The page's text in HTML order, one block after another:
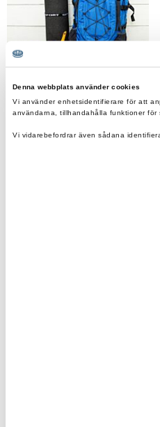
Denna webbplats använder cookies
Vi använder enhetsidentifierare för att
användarna, tillhandahålla funktioner för
Vi vidarebefordrar även sådana
Startkit Scout 40 L
1 497,00 kr